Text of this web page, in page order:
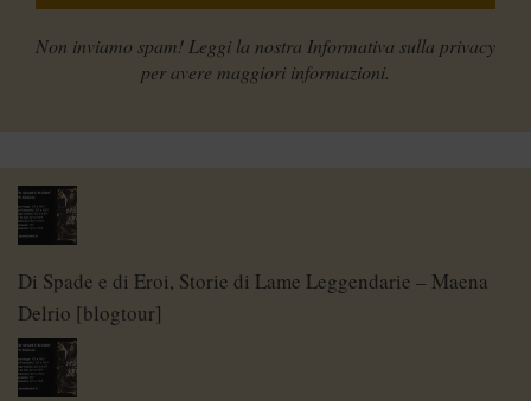
Non inviamo spam! Leggi la nostra Informativa sulla privacy
per avere maggiori informazioni.
Di Spade e di Eroi, Storie di Lame Leggendarie – Maena
Delrio [blogtour]